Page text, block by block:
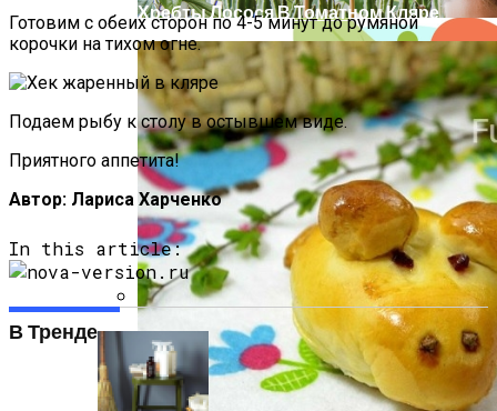
Какие Растения Сажать Для Удачи,
Любви И Богатства
Хребты Лосося В Томатном Кляре
Готовим с обеих сторон по 4-5 минут до румяной
корочки на тихом огне.
Подаем рыбу к столу в остывшем виде.
Приятного аппетита!
Автор: Лариса Харченко
In this article:
В Тренде